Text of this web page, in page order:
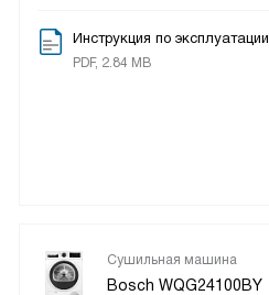
Инструкция по эксплуатации
PDF, 2.84 MB
Сушильная машина
Bosch WQG24100BY